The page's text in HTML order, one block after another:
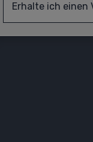
Erhalte ich einen